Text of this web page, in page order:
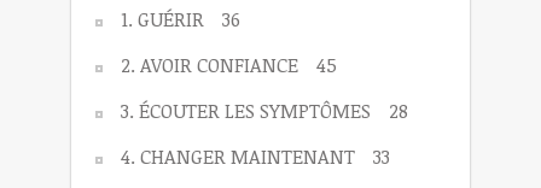
1. GUÉRIR
36
2. AVOIR CONFIANCE
45
3. ÉCOUTER LES SYMPTÔMES
28
4. CHANGER MAINTENANT
33